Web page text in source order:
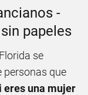
-
papeles
se
personas que
eres una mujer